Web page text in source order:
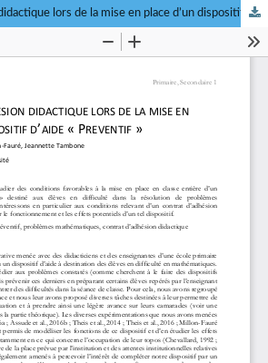
Contrat d’adhésion didactique lors de la mise en place d’un dispositif d’aide « préventif »